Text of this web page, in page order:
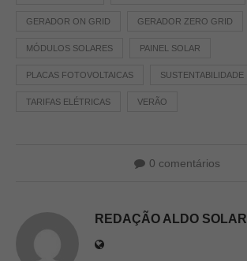
GERADOR ON GRID GERADOR ZERO GRID
MÓDULOS SOLARES PAINEL SOLAR
PLACAS FOTOVOLTAICAS SUSTENTABILIDADE
TARIFAS ELÉTRICAS VERÃO
0 comentários
REDAÇÃO ALDO SOLAR